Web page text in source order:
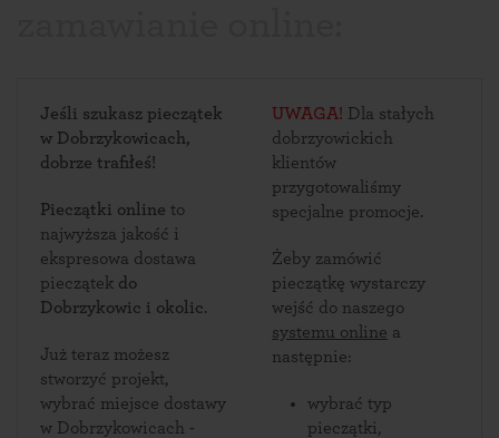
Jeśli szukasz pieczątek
w Dobrzykowicach,
dobrze trafiłeś!
Pieczątki online to
najwyższa jakość i
ekspresowa dostawa
pieczątek do
Dobrzykowic i okolic.
Już teraz możesz
stworzyć projekt,
wybrać miejsce dostawy
w Dobrzykowicach -
UWAGA! Dla stałych
dobrzyowickich
klientów
przygotowaliśmy
specjalne promocje.
Żeby zamówić
pieczątkę wystarczy
wejść do naszego
systemu online a
następnie:
wybrać typ
pieczątki,